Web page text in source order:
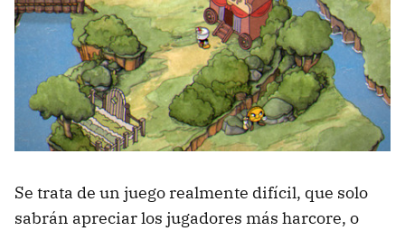
Se trata de un juego realmente difícil, que solo
sabrán apreciar los jugadores más harcore, o